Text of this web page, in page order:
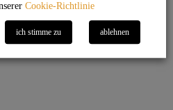
interessieren
Cookie-Richtlinie
ich stimme zu ablehnen